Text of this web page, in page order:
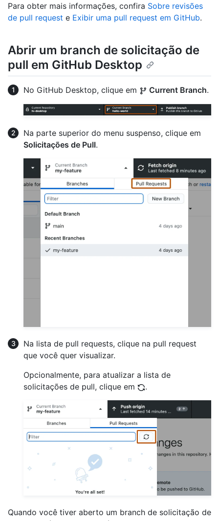
Para obter mais informações, confira Sobre revisões
de pull request e Exibir uma pull request em GitHub.
Abrir um branch de solicitação de
pull em GitHub Desktop
No GitHub Desktop, clique em Current Branch.
Na parte superior do menu suspenso, clique em
Solicitações de Pull.
Na lista de pull requests, clique na pull request
que você quer visualizar.
Opcionalmente, para atualizar a lista de
solicitações de pull, clique em
.
Quando você tiver aberto um branch de solicitação de